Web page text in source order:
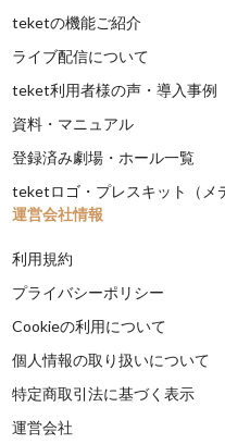
teketの機能ご紹介
ライブ配信について
teket利用者様の声・導入事例
資料・マニュアル
登録済み劇場・ホール一覧
teketロゴ・プレスキット（メ
運営会社情報
利用規約
プライバシーポリシー
Cookieの利用について
個人情報の取り扱いについて
特定商取引法に基づく表示
運営会社